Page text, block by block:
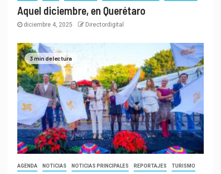
Aquel diciembre, en Querétaro
diciembre 4, 2025 Directordigital
3 min de lectura
AGENDA NOTICIAS NOTICIAS PRINCIPALES REPORTAJES TURISMO